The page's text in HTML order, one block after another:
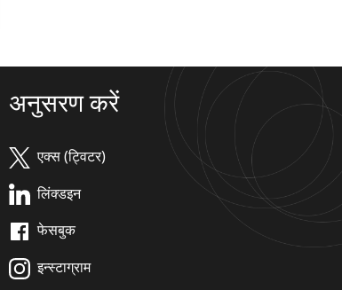
अनुसरण करें
एक्स (ट्विटर)
लिंक्डइन
फेसबुक
इन्स्टाग्राम